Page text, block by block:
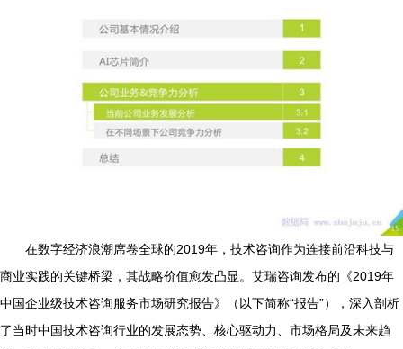
在数字经济浪潮席卷全球的2019年，技术咨询作为连接前沿科技与
商业实践的关键桥梁，其战略价值愈发凸显。艾瑞咨询发布的《2019年
中国企业级技术咨询服务市场研究报告》（以下简称“报告”），深入剖析
了当时中国技术咨询行业的发展态势、核心驱动力、市场格局及未来趋